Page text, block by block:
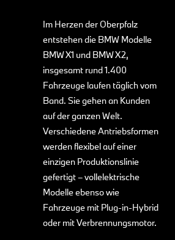
Im Herzen der Oberpfalz
entstehen die BMW Modelle
BMW X1 und BMW X2,
insgesamt rund 1.400
Fahrzeuge laufen täglich vom
Band. Sie gehen an Kunden
auf der ganzen Welt.
Verschiedene Antriebsformen
werden flexibel auf einer
einzigen Produktionslinie
gefertigt – vollelektrische
Modelle ebenso wie
Fahrzeuge mit Plug-in-Hybrid
oder mit Verbrennungsmotor.